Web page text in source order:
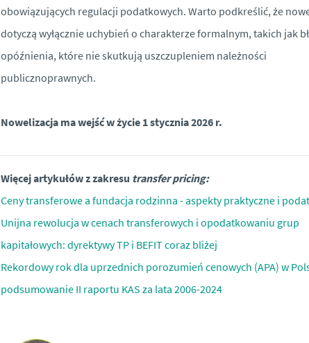
obowiązujących regulacji podatkowych. Warto podkreślić, że
dotyczą wyłącznie uchybień o charakterze formalnym, takich jak
opóźnienia, które nie skutkują uszczupleniem należności
publicznoprawnych.
Nowelizacja ma wejść w życie 1 stycznia 2026 r.
Więcej artykułów z zakresu transfer pricing:
Ceny transferowe a fundacja rodzinna - aspekty praktyczne i
Unijna rewolucja w cenach transferowych i opodatkowaniu grup
kapitałowych: dyrektywy TP i BEFIT coraz bliżej
Rekordowy rok dla uprzednich porozumień cenowych (APA) w
podsumowanie II raportu KAS za lata 2006-2024